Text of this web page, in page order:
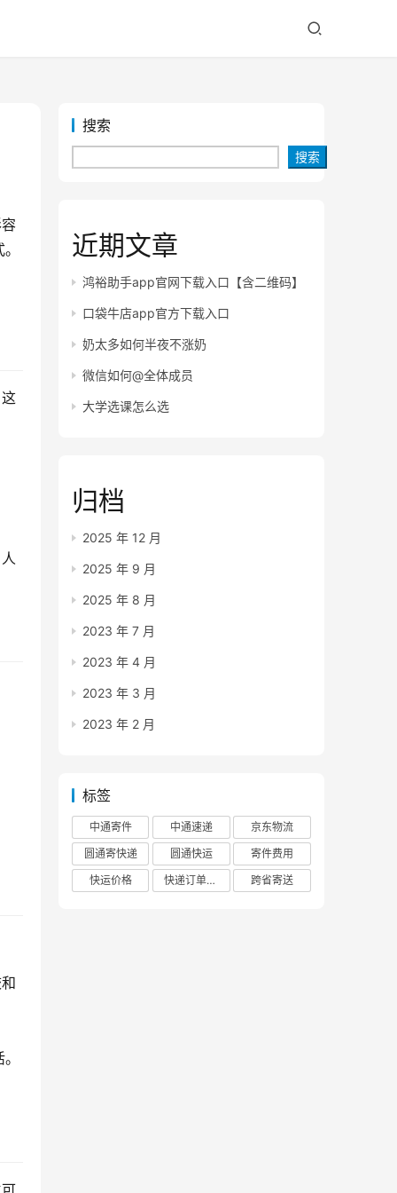
搜索
搜索
近期文章
鸿裕助手app官网下载入口【含二维码】
口袋牛店app官方下载入口
奶太多如何半夜不涨奶
微信如何@全体成员
大学选课怎么选
归档
2025 年 12 月
2025 年 9 月
2025 年 8 月
2023 年 7 月
2023 年 4 月
2023 年 3 月
2023 年 2 月
标签
中通寄件 中通速递
京东物流
圆通寄快递
圆通快运
寄件费用
快运价格
快递订单查询 跨省寄送